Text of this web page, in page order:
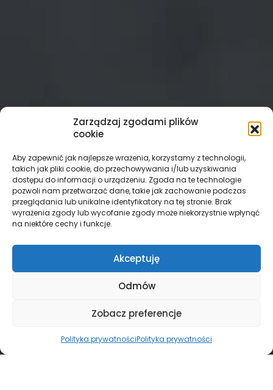
Zarządzaj zgodami plików
cookie
Aby zapewnić jak najlepsze wrażenia, korzystamy z technologii,
takich jak pliki cookie, do przechowywania i/lub uzyskiwania
dostępu do informacji o urządzeniu. Zgoda na te technologie
pozwoli nam przetwarzać dane, takie jak zachowanie podczas
przeglądania lub unikalne identyfikatory na tej stronie. Brak
wyrażenia zgody lub wycofanie zgody może niekorzystnie wpłynąć
na niektóre cechy i funkcje.
Akceptuję
Odmów
Zobacz preferencje
Polityka prywatnościPolityka prywatności